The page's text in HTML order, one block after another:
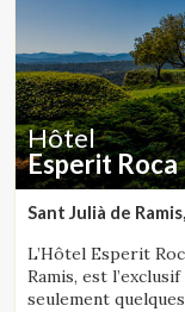
Hôtel
Esperit Roca
Sant Julià de
L’Hôtel Esperit
Ramis, est
seulement